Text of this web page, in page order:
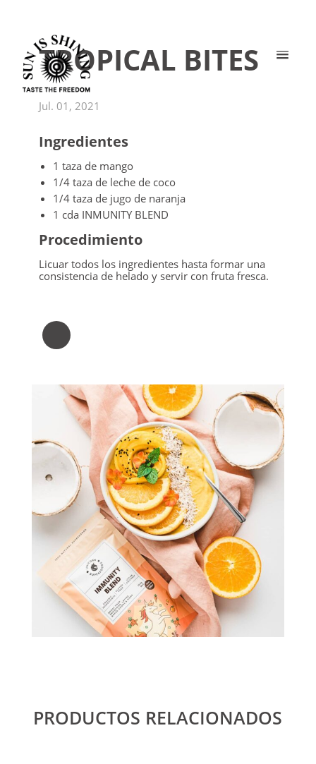
TROPICAL BITES
Jul. 01, 2021
Ingredientes
1 taza de mango
1/4 taza de leche de coco
1/4 taza de jugo de naranja
1 cda INMUNITY BLEND
Procedimiento
Licuar todos los ingredientes hasta formar una
consistencia de helado y servir con fruta fresca.
PRODUCTOS RELACIONADOS